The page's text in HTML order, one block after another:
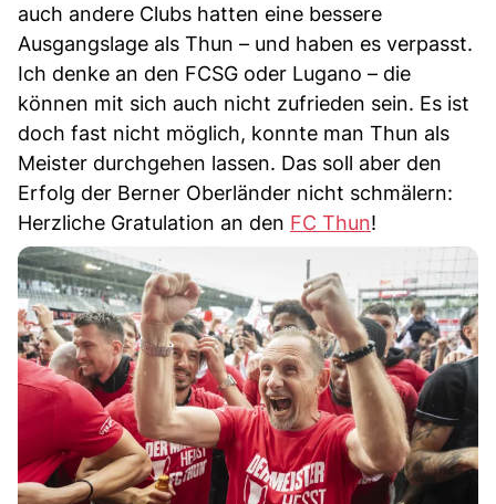
auch andere Clubs hatten eine bessere
Ausgangslage als Thun – und haben es verpasst.
Ich denke an den FCSG oder Lugano – die
können mit sich auch nicht zufrieden sein. Es ist
doch fast nicht möglich, konnte man Thun als
Meister durchgehen lassen. Das soll aber den
Erfolg der Berner Oberländer nicht schmälern:
Herzliche Gratulation an den FC Thun!